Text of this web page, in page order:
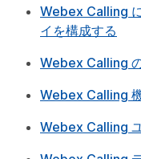
Webex Calling
イを構成する
Webex Calling
Webex Calling
Webex Calling